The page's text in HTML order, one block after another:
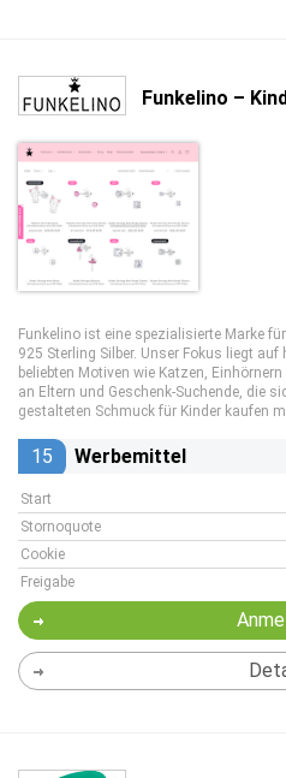
Funkelino –
Funkelino ist eine spezialisierte Marke
925 Sterling Silber. Unser Fokus liegt
beliebten Motiven wie Katzen,
an Eltern und Geschenk-Suchende, die
gestalteten Schmuck für Kinder kaufen
15 Werbemittel
Start
Stornoquote
Cookie
Freigabe